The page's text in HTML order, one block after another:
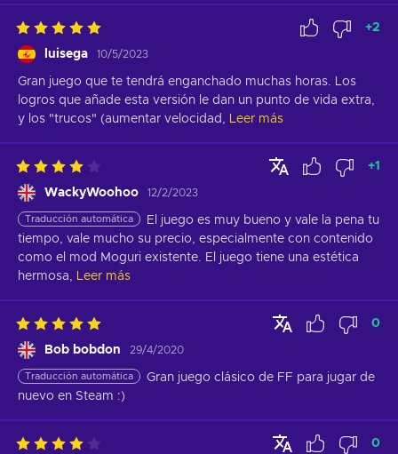
luisega 10/5/2023
+2
Gran juego que te tendrá enganchado muchas horas. Los
logros que añade esta versión le dan un punto de vida extra,
y los "trucos" (aumentar velocidad,
Leer más
WackyWoohoo 12/2/2023
+1
Traducción automática
El juego es muy bueno y vale la pena tu
tiempo, vale mucho su precio, especialmente con contenido
como el mod Moguri existente. El juego tiene una estética
hermosa,
Leer más
Bob bobdon 29/4/2020
0
Traducción automática
Gran juego clásico de FF para jugar de
nuevo en Steam :)
0